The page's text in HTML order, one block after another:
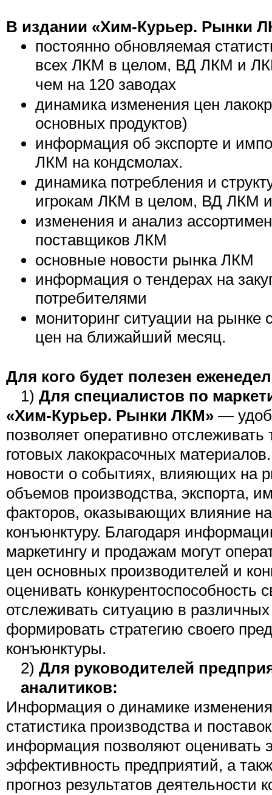
В издании «Хим-Курьер. Рынки
постоянно обновляемая
всех ЛКМ в целом, ВД ЛКМ и
чем на 120 заводах
динамика изменения цен
основных продуктов)
информация об экспорте и
ЛКМ на кондсмолах.
динамика потребления и
игрокам ЛКМ в целом, ВД ЛКМ
изменения и анализ
поставщиков ЛКМ
основные новости рынка ЛКМ
информация о тендерах на
потребителями
мониторинг ситуации на
цен на ближайший месяц.
Для кого будет полезен
1) Для специалистов по
«Хим-Курьер. Рынки ЛКМ» —
позволяет оперативно
готовых лакокрасочных
новости о событиях, влияющих на
объемов производства, экспорта,
факторов, оказывающих влияние
конъюнктуру. Благодаря
маркетингу и продажам могут
цен основных производителей и
оценивать конкурентоспособность
отслеживать ситуацию в
формировать стратегию своего
конъюнктуры.
2) Для руководителей
аналитиков:
Информация о динамике изменения
статистика производства и
информация позволяют оценивать
эффективность предприятий, а
прогноз результатов